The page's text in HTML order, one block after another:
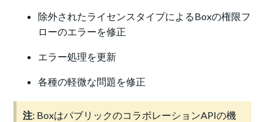
除外されたライセンスタイプによるBoxの権限フ
ローのエラーを修正
エラー処理を更新
各種の軽微な問題を修正
注: BoxはパブリックのコラボレーションAPIの機